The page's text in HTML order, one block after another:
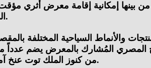
إمكانية إقامة معرض أثري
المنتجات والأنماط السياحية التي تتميز بها مصر.
والأنماط السياحية المختلفة
المصري المُشارك بالمعرض يضم عدداً
من كنوز الملك توت عنخ آمون، وذلك ضمن الأنشطة الترويجية المقترحة.